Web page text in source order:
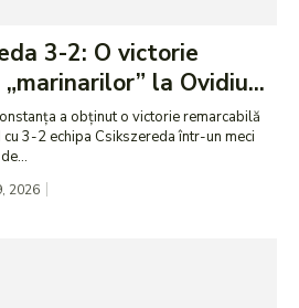
3-2: O victorie
la Ovidiu...
a obținut o victorie remarcabilă
3-2 echipa Csikszereda într-un meci
2026